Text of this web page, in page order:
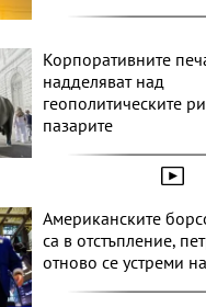
Корпоративните
надделяват над
геополитическите
пазарите
Американските
са в отстъпление,
отново се устреми